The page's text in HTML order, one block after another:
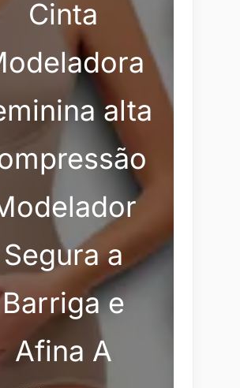
Cinta
alta
Segura a
Barriga e
Afina A